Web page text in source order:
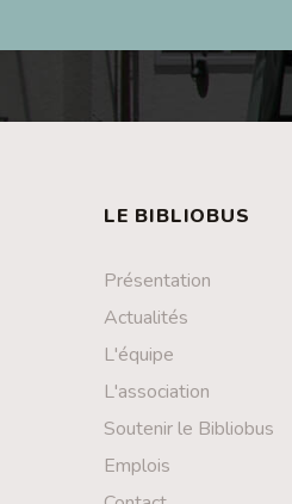
LE BIBLIOBUS
Présentation
Actualités
L'équipe
L'association
Soutenir le Bibliobus
Emplois